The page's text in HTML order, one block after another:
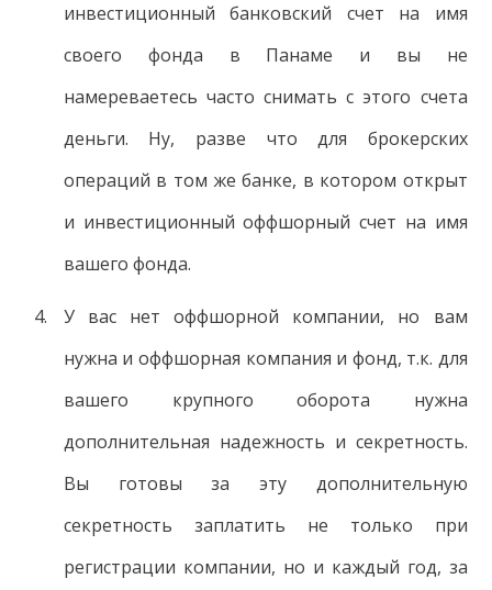
инвестиционный банковский счет на имя
своего фонда в Панаме и вы не
намереваетесь часто снимать с этого счета
деньги. Ну, разве что для брокерских
операций в том же банке, в котором открыт
и инвестиционный оффшорный счет на имя
вашего фонда.
У вас нет оффшорной компании, но вам
нужна и оффшорная компания и фонд, т.к. для
вашего крупного оборота нужна
дополнительная надежность и секретность.
Вы готовы за эту дополнительную
секретность заплатить не только при
регистрации компании, но и каждый год, за